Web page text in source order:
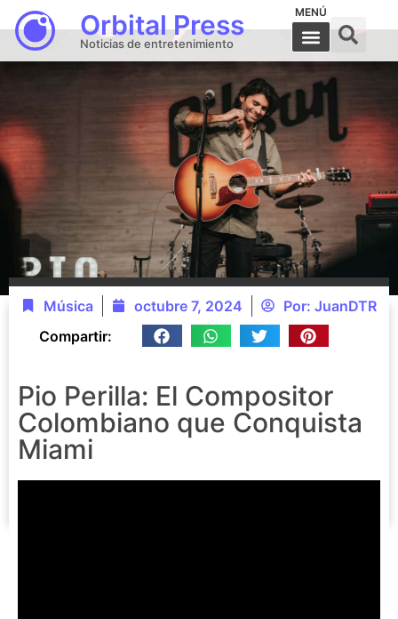
Orbital Press
Noticias de entretenimiento
MENÚ
Música octubre 7, 2024 Por: JuanDTR
Compartir:
Pio Perilla: El Compositor
Colombiano que Conquista
Miami